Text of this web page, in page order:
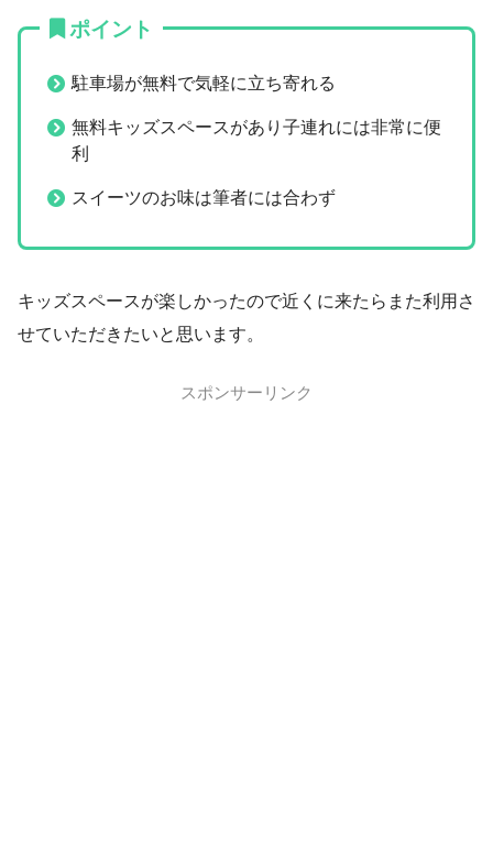
ポイント
駐車場が無料で気軽に立ち寄れる
無料キッズスペースがあり子連れには非常に便
利
スイーツのお味は筆者には合わず
キッズスペースが楽しかったので近くに来たらまた利用さ
せていただきたいと思います。
スポンサーリンク